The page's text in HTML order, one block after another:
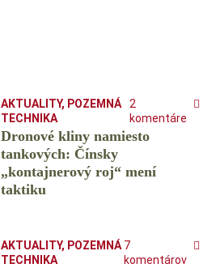
AKTUALITY, POZEMNÁ
TECHNIKA
2
komentáre
Dronové kliny namiesto
tankových: Čínsky
️„kontajnerový roj“ mení
taktiku
AKTUALITY, POZEMNÁ
TECHNIKA
7
komentárov